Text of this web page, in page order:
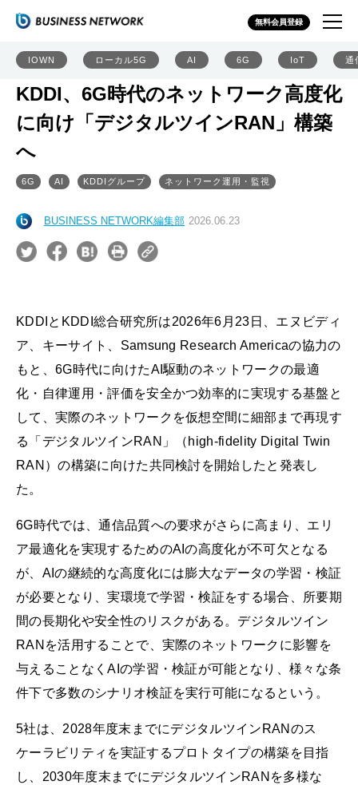
無料会員登録
IOWN ローカル5G AI 6G IoT 通
KDDI、6G時代のネットワーク高度化
に向け「デジタルツインRAN」構築
へ
6G AI KDDIグループ ネットワーク運用・監視
BUSINESS NETWORK編集部 2026.06.23
KDDIとKDDI総合研究所は2026年6月23日、エヌビディ
ア、キーサイト、Samsung Research Americaの協力の
もと、6G時代に向けたAI駆動のネットワークの最適
化・自律運用・評価を安全かつ効率的に実現する基盤と
して、実際のネットワークを仮想空間に細部まで再現す
る「デジタルツインRAN」（high-fidelity Digital Twin
RAN）の構築に向けた共同検討を開始したと発表し
た。
6G時代では、通信品質への要求がさらに高まり、エリ
ア最適化を実現するためのAIの高度化が不可欠となる
が、AIの継続的な高度化には膨大なデータの学習・検証
が必要となり、実環境で学習・検証をする場合、所要期
間の長期化や安全性のリスクがある。デジタルツイン
RANを活用することで、実際のネットワークに影響を
与えることなくAIの学習・検証が可能となり、様々な条
件下で多数のシナリオ検証を実行可能になるという。
5社は、2028年度末までにデジタルツインRANのス
ケーラビリティを実証するプロトタイプの構築を目指
し、2030年度末までにデジタルツインRANを多様な